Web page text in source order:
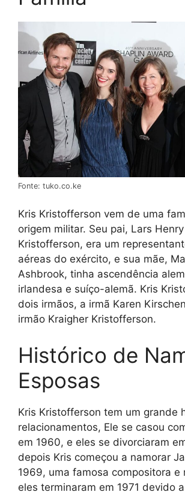
Fonte: tuko.co.ke
Kris Kristofferson vem de uma
origem militar. Seu pai, Lars Henry
Kristofferson, era um
aéreas do exército, e sua mãe,
Ashbrook, tinha ascendência
irlandesa e suíço-alemã. Kris
dois irmãos, a irmã Karen
irmão Kraigher Kristofferson.
Histórico de
Esposas
Kris Kristofferson tem um grande
relacionamentos, Ele se casou
em 1960, e eles se divorciaram
depois Kris começou a namorar
1969, uma famosa compositora e
eles terminaram em 1971 devido